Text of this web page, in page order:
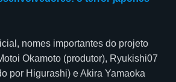
nomes importantes do projeto
Okamoto (produtor), Ryukishi07
por Higurashi) e Akira Yamaoka